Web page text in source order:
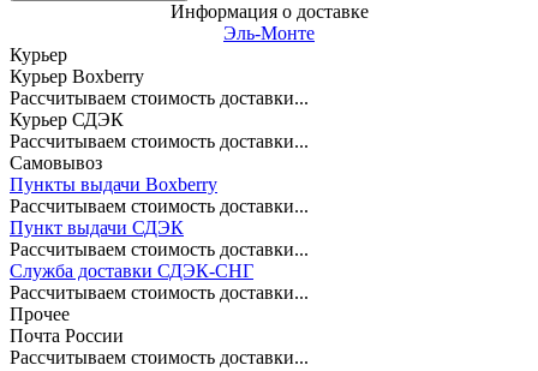
Информация о доставке
Эль-Монте
Курьер
Курьер Boxberry
Рассчитываем стоимость доставки...
Курьер СДЭК
Рассчитываем стоимость доставки...
Самовывоз
Пункты выдачи Boxberry
Рассчитываем стоимость доставки...
Пункт выдачи СДЭК
Рассчитываем стоимость доставки...
Служба доставки СДЭК-СНГ
Рассчитываем стоимость доставки...
Прочее
Почта России
Рассчитываем стоимость доставки...